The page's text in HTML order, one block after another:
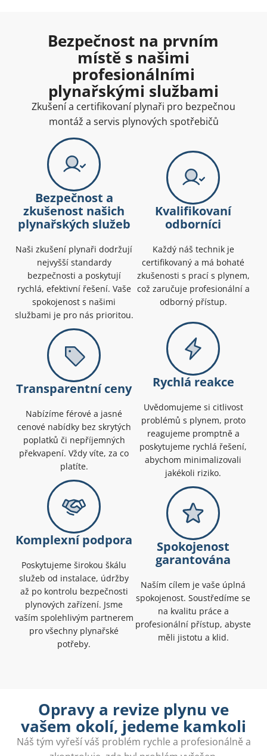
Bezpečnost na prvním
místě s našimi
profesionálními
plynařskými službami
Zkušení a certifikovaní plynaři pro bezpečnou
montáž a servis plynových spotřebičů
Bezpečnost a
zkušenost našich
plynařských služeb
Naši zkušení plynaři dodržují
nejvyšší standardy
bezpečnosti a poskytují
rychlá, efektivní řešení. Vaše
spokojenost s našimi
službami je pro nás prioritou.
Kvalifikovaní
odborníci
Každý náš technik je
certifikovaný a má bohaté
zkušenosti s prací s plynem,
což zaručuje profesionální a
odborný přístup.
Transparentní ceny
Nabízíme férové a jasné
cenové nabídky bez skrytých
poplatků či nepříjemných
překvapení. Vždy víte, za co
platíte.
Rychlá reakce
Uvědomujeme si citlivost
problémů s plynem, proto
reagujeme promptně a
poskytujeme rychlá řešení,
abychom minimalizovali
jakékoli riziko.
Komplexní podpora
Poskytujeme širokou škálu
služeb od instalace, údržby
až po kontrolu bezpečnosti
plynových zařízení. Jsme
vaším spolehlivým partnerem
pro všechny plynařské
potřeby.
Spokojenost
garantována
Naším cílem je vaše úplná
spokojenost. Soustředíme se
na kvalitu práce a
profesionální přístup, abyste
měli jistotu a klid.
Opravy a revize plynu ve
vašem okolí, jedeme kamkoli
Náš tým vyřeší váš problém rychle a profesionálně a